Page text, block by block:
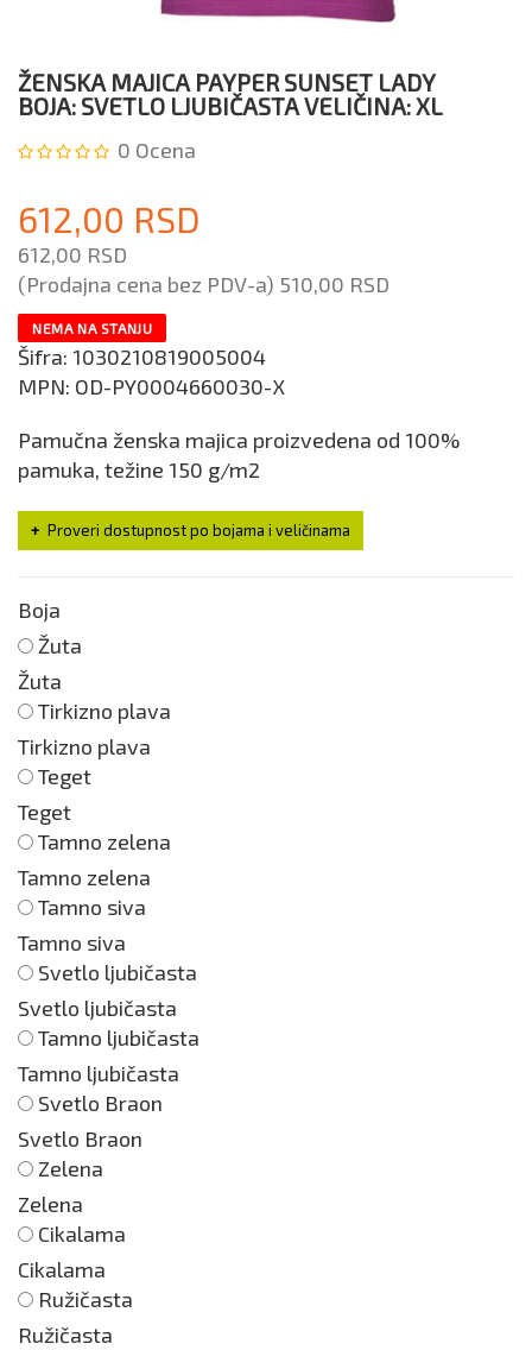
ŽENSKA MAJICA PAYPER SUNSET LADY
BOJA: SVETLO LJUBIČASTA VELIČINA: XL
0 Ocena
612,00 RSD
612,00 RSD
(Prodajna cena bez PDV-a) 510,00 RSD
NEMA NA STANJU
Šifra: 1030210819005004
MPN: OD-PY0004660030-X
Pamučna ženska majica proizvedena od 100%
pamuka, težine 150 g/m2
Proveri dostupnost po bojama i veličinama
Boja
Žuta
Žuta
Tirkizno plava
Tirkizno plava
Teget
Teget
Tamno zelena
Tamno zelena
Tamno siva
Tamno siva
Svetlo ljubičasta
Svetlo ljubičasta
Tamno ljubičasta
Tamno ljubičasta
Svetlo Braon
Svetlo Braon
Zelena
Zelena
Cikalama
Cikalama
Ružičasta
Ružičasta